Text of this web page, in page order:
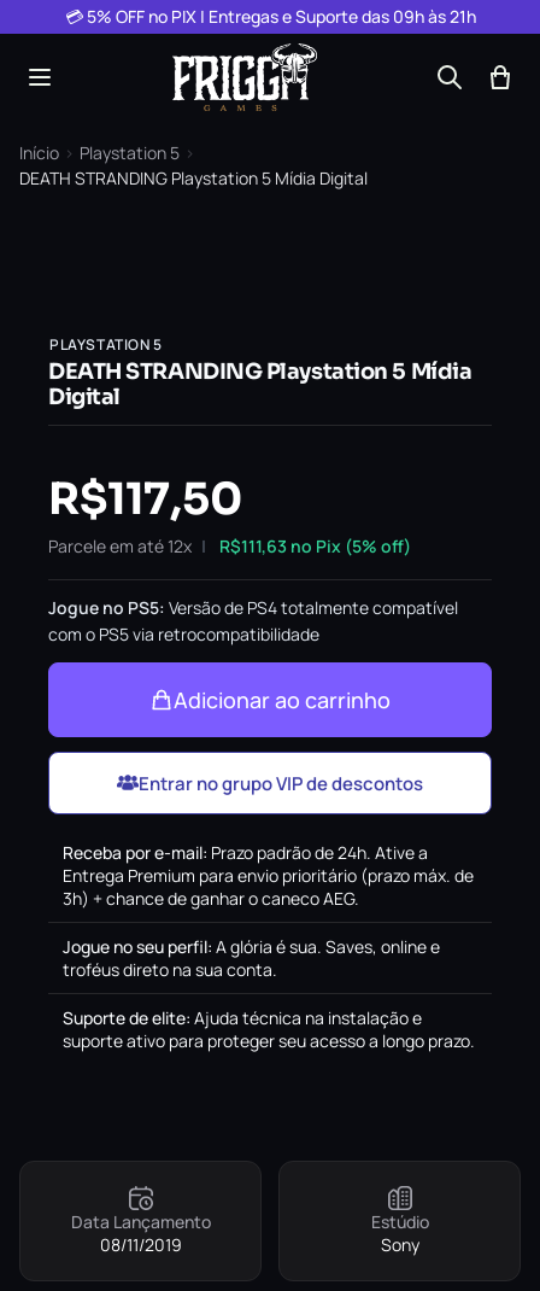
Pular para o conteúdo
💳 5% OFF no PIX | Entregas e Suporte das 09h às 21h
Início › Playstation 5 ›
DEATH STRANDING Playstation 5 Mídia Digital
PLAYSTATION 5
DEATH STRANDING Playstation 5 Mídia
Digital
R$117,50
Parcele em até 12x R$111,63 no Pix (5% off)
Jogue no PS5: Versão de PS4 totalmente compatível
com o PS5 via retrocompatibilidade
Adicionar ao carrinho
Entrar no grupo VIP de descontos
Receba por e-mail: Prazo padrão de 24h. Ative a
Entrega Premium para envio prioritário (prazo máx. de
3h) + chance de ganhar o caneco AEG.
Jogue no seu perfil: A glória é sua. Saves, online e
troféus direto na sua conta.
Suporte de elite: Ajuda técnica na instalação e
suporte ativo para proteger seu acesso a longo prazo.
Data Lançamento
08/11/2019
Estúdio
Sony